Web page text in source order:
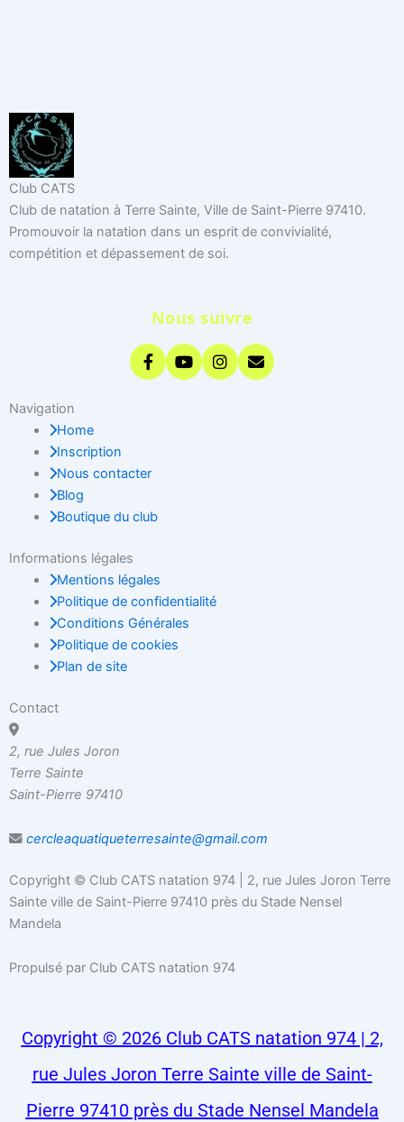
Club CATS
Club de natation à Terre Sainte, Ville de Saint-Pierre 97410.
Promouvoir la natation dans un esprit de convivialité,
compétition et dépassement de soi.
Nous suivre
Navigation
Home
Inscription
Nous contacter
Blog
Boutique du club
Informations légales
Mentions légales
Politique de confidentialité
Conditions Générales
Politique de cookies
Plan de site
Contact
2, rue Jules Joron
Terre Sainte
Saint-Pierre 97410
cercleaquatiqueterresainte@gmail.com
Copyright © Club CATS natation 974 | 2, rue Jules Joron Terre
Sainte ville de Saint-Pierre 97410 près du Stade Nensel
Mandela
Propulsé par Club CATS natation 974
Copyright © 2026 Club CATS natation 974 | 2,
rue Jules Joron Terre Sainte ville de Saint-
Pierre 97410 près du Stade Nensel Mandela